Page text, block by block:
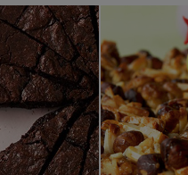
grundrecept